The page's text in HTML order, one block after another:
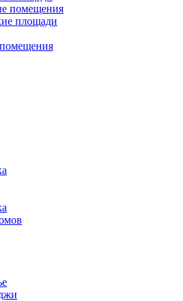
помещения
площади